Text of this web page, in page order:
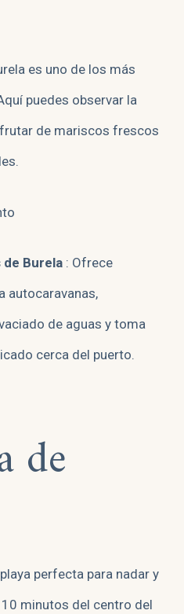
es uno de los más
puedes observar la
de mariscos frescos
de Burela : Ofrece
autocaravanas,
de aguas y toma
cerca del puerto.
de
perfecta para nadar y
minutos del centro del